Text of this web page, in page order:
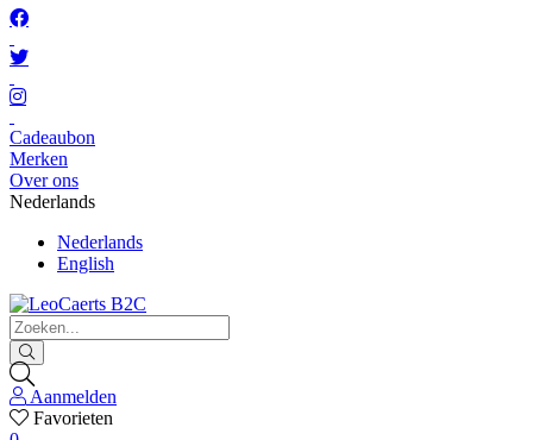
Cadeaubon
Merken
Over ons
Nederlands
Nederlands
English
Aanmelden
Favorieten